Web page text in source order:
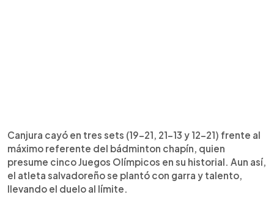
Canjura cayó en tres sets (19-21, 21-13 y 12-21) frente al
máximo referente del bádminton chapín, quien
presume cinco Juegos Olímpicos en su historial. Aun así,
el atleta salvadoreño se plantó con garra y talento,
llevando el duelo al límite.